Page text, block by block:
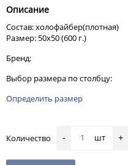
Описание
Состав: холофайбер(плотная)
Размер: 50х50 (600 г.)
Бренд:
Выбор размера по столбцу:
Определить размер
Количество - шт +